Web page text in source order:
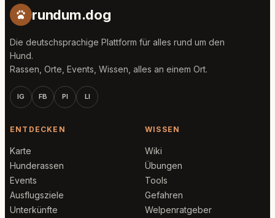
rundum.dog
Die deutschsprachige Plattform für alles rund um den
Hund.
Rassen, Orte, Events, Wissen, alles an einem Ort.
IG FB PI LI
ENTDECKEN
Karte
Hunderassen
Events
Ausflugsziele
Unterkünfte
WISSEN
Wiki
Übungen
Tools
Gefahren
Welpenratgeber